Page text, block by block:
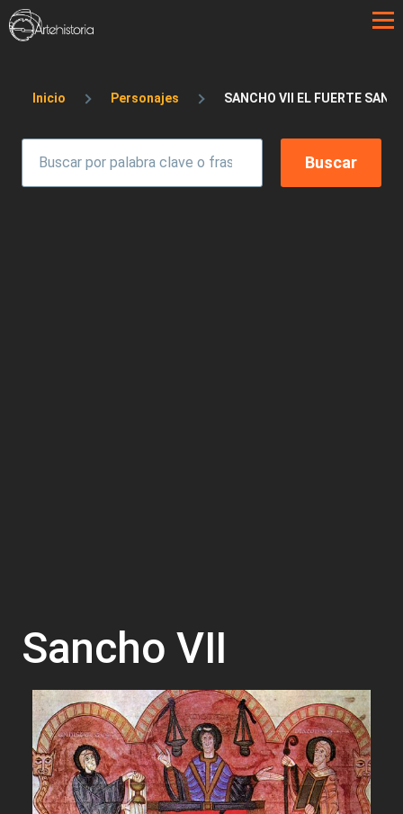
Pasar al contenido principal
Sobrescribir enlaces de ayuda a la
Inicio Personajes SANCHO VII EL FUERTE
Sancho VII